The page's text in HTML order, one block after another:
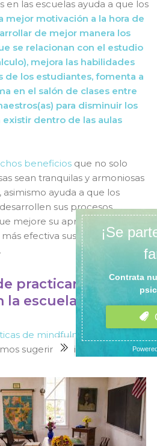
en las escuelas ayuda a que los
mejor motivación a la hora de
de mejor manera los
se relacionan con el estudio
mejora las habilidades
de los estudiantes, fomenta a
en el salón de clases entre
para disminuir los
dentro de las aulas
beneficios que no solo
sean tranquilas y armoniosas
asimismo ayuda a que los
sus procesos
mejore su aprendizaje y
efectiva sus habilidades
practicar el
la escuela?
de mindfulness,
sugerir las siguientes: